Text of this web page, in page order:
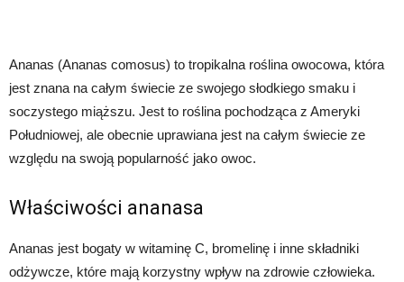
Ananas (Ananas comosus) to tropikalna roślina owocowa, która
jest znana na całym świecie ze swojego słodkiego smaku i
soczystego miąższu. Jest to roślina pochodząca z Ameryki
Południowej, ale obecnie uprawiana jest na całym świecie ze
względu na swoją popularność jako owoc.
Właściwości ananasa
Ananas jest bogaty w witaminę C, bromelinę i inne składniki
odżywcze, które mają korzystny wpływ na zdrowie człowieka.